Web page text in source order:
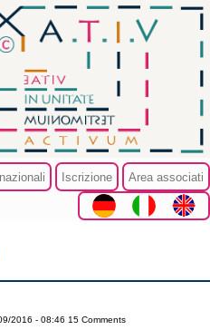
Iscrizione Area associati
2016 - 08:46 15 Comments